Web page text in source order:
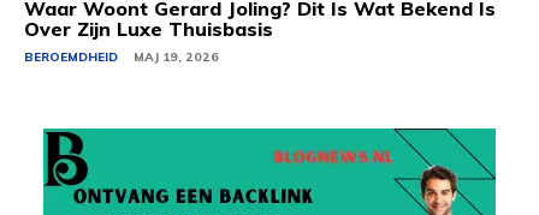
Waar Woont Gerard Joling? Dit Is Wat Bekend Is
Over Zijn Luxe Thuisbasis
BEROEMDHEID MAJ 19, 2026